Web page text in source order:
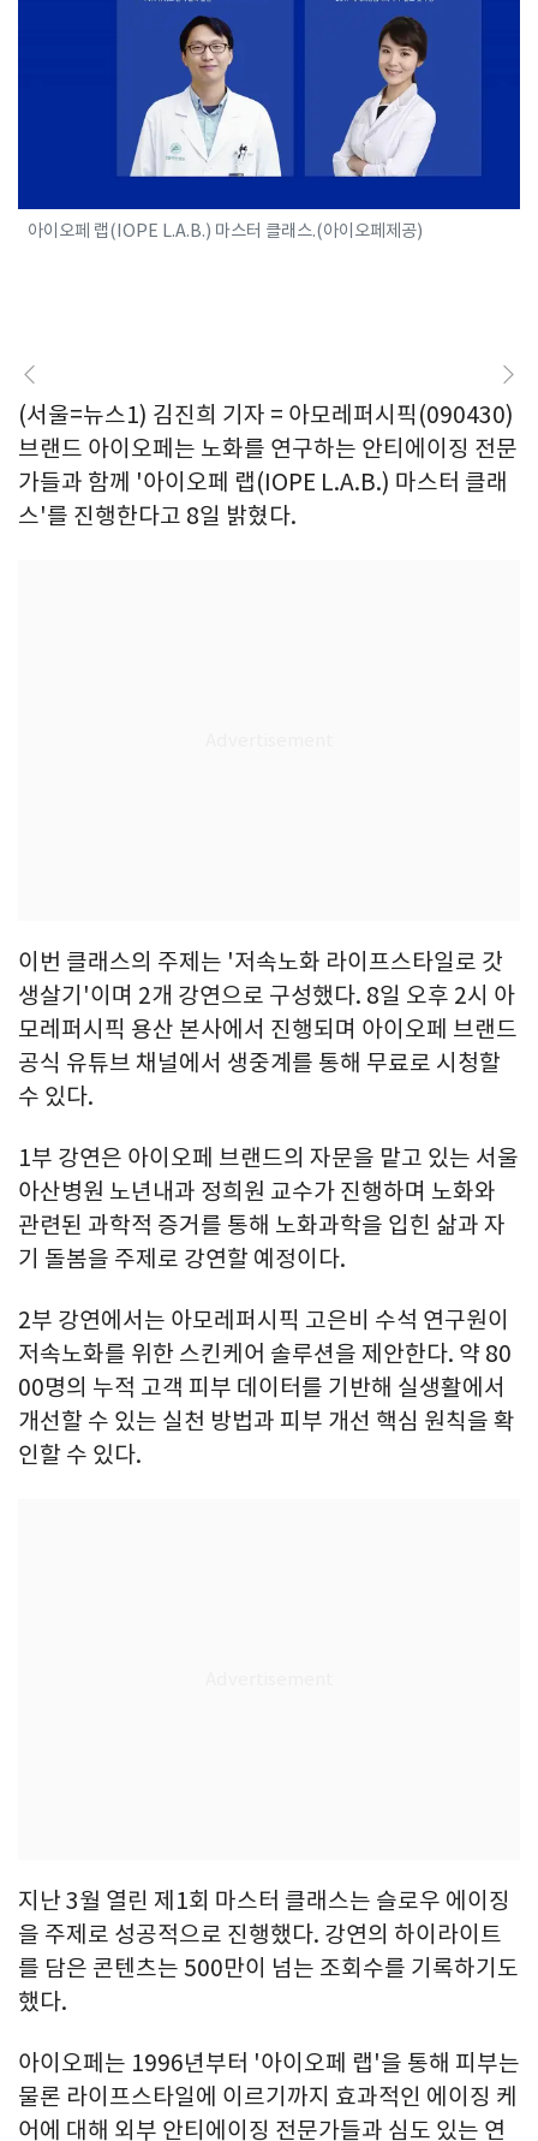
아이오페 랩(IOPE L.A.B.) 마스터 클래스.(아이오페제공)
(서울=뉴스1) 김진희 기자 = 아모레퍼시픽(090430)
브랜드 아이오페는 노화를 연구하는 안티에이징 전문
가들과 함께 '아이오페 랩(IOPE L.A.B.) 마스터 클래
스'를 진행한다고 8일 밝혔다.
이번 클래스의 주제는 '저속노화 라이프스타일로 갓
생살기'이며 2개 강연으로 구성했다. 8일 오후 2시 아
모레퍼시픽 용산 본사에서 진행되며 아이오페 브랜드
공식 유튜브 채널에서 생중계를 통해 무료로 시청할
수 있다.
1부 강연은 아이오페 브랜드의 자문을 맡고 있는 서울
아산병원 노년내과 정희원 교수가 진행하며 노화와
관련된 과학적 증거를 통해 노화과학을 입힌 삶과 자
기 돌봄을 주제로 강연할 예정이다.
2부 강연에서는 아모레퍼시픽 고은비 수석 연구원이
저속노화를 위한 스킨케어 솔루션을 제안한다. 약 80
00명의 누적 고객 피부 데이터를 기반해 실생활에서
개선할 수 있는 실천 방법과 피부 개선 핵심 원칙을 확
인할 수 있다.
지난 3월 열린 제1회 마스터 클래스는 슬로우 에이징
을 주제로 성공적으로 진행했다. 강연의 하이라이트
를 담은 콘텐츠는 500만이 넘는 조회수를 기록하기도
했다.
아이오페는 1996년부터 '아이오페 랩'을 통해 피부는
물론 라이프스타일에 이르기까지 효과적인 에이징 케
어에 대해 외부 안티에이징 전문가들과 심도 있는 연